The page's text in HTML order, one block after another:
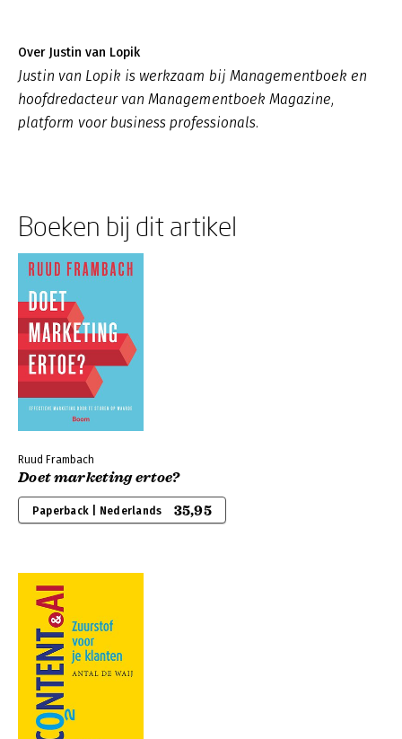
Over Justin van Lopik
Justin van Lopik is werkzaam bij Managementboek en
hoofdredacteur van Managementboek Magazine,
platform voor business professionals.
Boeken bij dit artikel
Ruud Frambach
Doet marketing ertoe?
Paperback | Nederlands 35,95